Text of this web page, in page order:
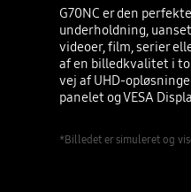
G70NC er den
underholdning,
videoer, film, serier
af en billedkvalitet i
vej af UHD-
panelet og VESA
*Billedet er simuleret og